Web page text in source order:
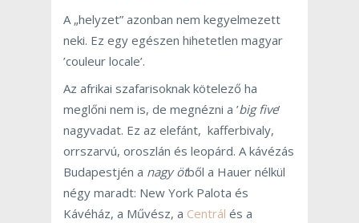
A „helyzet” azonban nem kegyelmezett
neki. Ez egy egészen hihetetlen magyar
’couleur locale’.
Az afrikai szafarisoknak kötelező ha
meglőni nem is, de megnézni a ’big five’
nagyvadat. Ez az elefánt, kafferbivaly,
orrszarvú, oroszlán és leopárd. A kávézás
Budapestjén a nagy ötből a Hauer nélkül
négy maradt: New York Palota és
Kávéház, a Művész, a Centrál és a